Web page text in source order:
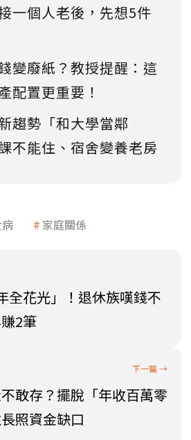
一個人老後，先想5件
變廢紙？教授提醒：這
配置更重要！
趨勢「和大學當鄰
不能住、宿舍變養老房
家庭關係
全花光」！退休族嘆錢不
2筆
敢存？擺脫「年收百萬零
照資金缺口